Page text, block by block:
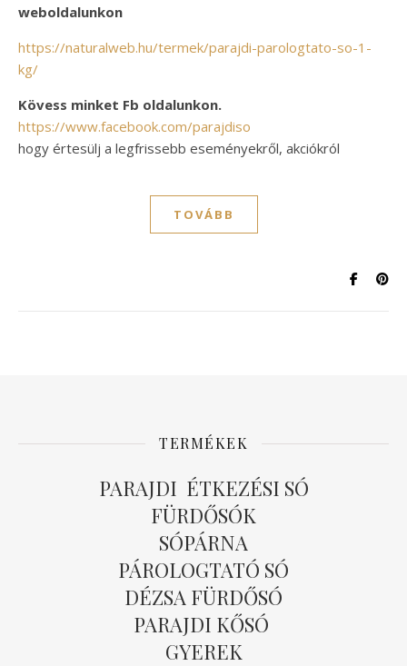
weboldalunkon
https://naturalweb.hu/termek/parajdi-parologtato-so-1-
kg/
Kövess minket Fb oldalunkon.
https://www.facebook.com/parajdiso
hogy értesülj a legfrissebb eseményekről, akciókról
TOVÁBB
TERMÉKEK
PARAJDI ÉTKEZÉSI SÓ
FÜRDŐSÓK
SÓPÁRNA
PÁROLOGTATÓ SÓ
DÉZSA FÜRDŐSÓ
PARAJDI KŐSÓ
GYEREK